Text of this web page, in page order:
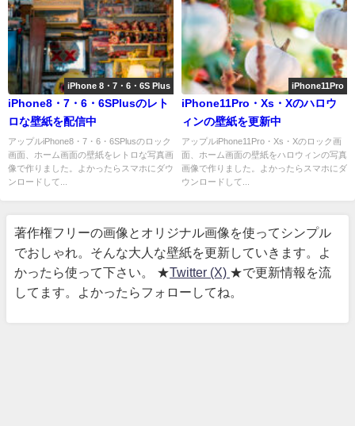
iPhone 8・7・6・6S Plus
iPhone8・7・6・6SPlusのレト
ロな壁紙を配信中
アップルiPhone8・7・6・6SPlusのロック
画面、ホーム画面の壁紙をレトロな写真画
像で作りました。よかったらスマホにダウ
ンロードして...
iPhone11Pro
iPhone11Pro・Xs・Xのハロウ
ィンの壁紙を更新中
アップルiPhone11Pro・Xs・Xのロック画
面、ホーム画面の壁紙をハロウィンの写真
画像で作りました。よかったらスマホにダ
ウンロードして...
著作権フリーの画像とオリジナル画像を使ってシンプル
でおしゃれ。そんな大人な壁紙を更新していきます。よ
かったら使って下さい。 ★Twitter (X) ★で更新情報を流
してます。よかったらフォローしてね。